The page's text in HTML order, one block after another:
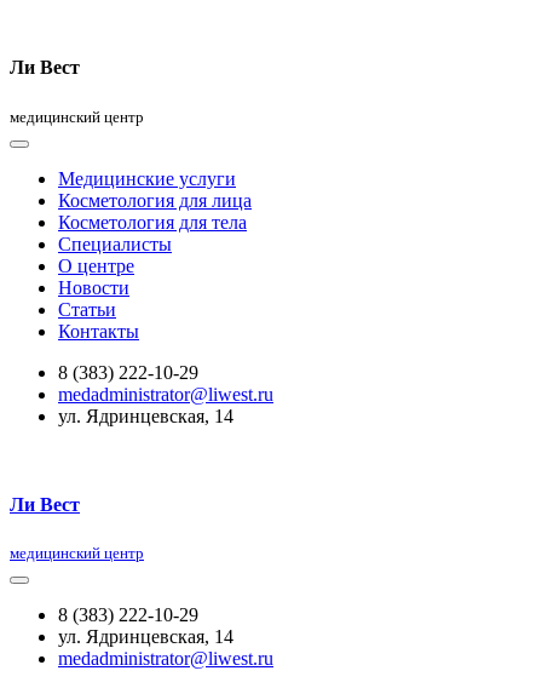
Ли Вест
медицинский центр
Медицинские услуги
Косметология для лица
Косметология для тела
Специалисты
О центре
Новости
Статьи
Контакты
8 (383) 222-10-29
medadministrator@liwest.ru
ул. Ядринцевская, 14
Ли Вест
медицинский центр
8 (383) 222-10-29
ул. Ядринцевская, 14
medadministrator@liwest.ru